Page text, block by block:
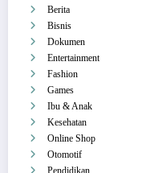
Berita
Bisnis
Dokumen
Entertainment
Fashion
Games
Ibu & Anak
Kesehatan
Online Shop
Otomotif
Pendidikan